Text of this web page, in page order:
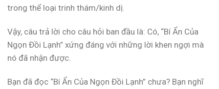
trong thể loại trinh thám/kinh dị.
Vậy, câu trả lời cho câu hỏi ban đầu là: Có, “Bí Ẩn Của
Ngọn Đồi Lạnh” xứng đáng với những lời khen ngợi mà
nó đã nhận được.
Bạn đã đọc “Bí Ẩn Của Ngọn Đồi Lạnh” chưa? Bạn nghĩ